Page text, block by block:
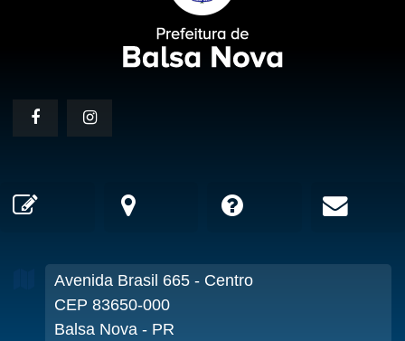
Avenida Brasil 665 - Centro
CEP 83650-000
Balsa Nova - PR